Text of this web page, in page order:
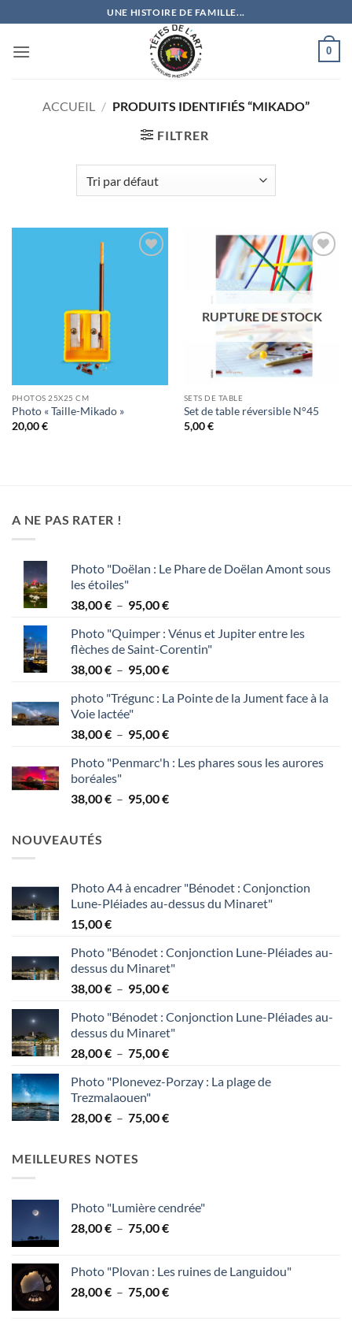
au
contenu
UNE HISTOIRE DE FAMILLE...
0
ACCUEIL / PRODUITS IDENTIFIÉS “MIKADO”
FILTRER
PHOTOS 25X25 CM
Photo « Taille-Mikado »
20,00€
Ajouter
à la
wishlist
RUPTURE DE STOCK
SETS DE TABLE
Set de table réversible N°45
5,00€
A NE PAS RATER !
Photo "Doëlan : Le Phare de Doëlan Amont sous
les étoiles"
38,00€ – 95,00€Plage
prix :
38,00 €
à
Photo "Quimper : Vénus et Jupiter entre les
flèches de Saint-Corentin"
38,00€ – 95,00€Plage
prix :
à
photo "Trégunc : La Pointe de la Jument face à la
Voie lactée"
38,00€ – 95,00€Plage
prix :
à
Photo "Penmarc'h : Les phares sous les aurores
boréales"
38,00€ – 95,00€Plage
95,00 €
NOUVEAUTÉS
Photo A4 à encadrer "Bénodet : Conjonction
Lune-Pléiades au-dessus du Minaret"
15,00€
Photo "Bénodet : Conjonction Lune-Pléiades au-
dessus du Minaret"
38,00€ – 95,00€Plage
prix :
38,00 €
à
Photo "Bénodet : Conjonction Lune-Pléiades au-
dessus du Minaret"
28,00€ – 75,00€Plage
prix :
à
Photo "Plonevez-Porzay : La plage de
Trezmalaouen"
28,00€ – 75,00€Plage
MEILLEURES NOTES
Photo "Lumière cendrée"
28,00€ – 75,00€Plage
28,00 €
à
Photo "Plovan : Les ruines de Languidou"
28,00€ – 75,00€Plage